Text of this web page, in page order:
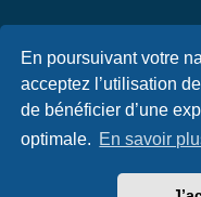
En poursuivant votre
acceptez l’utilisation
de bénéficier d’une
optimale. En savoir